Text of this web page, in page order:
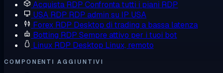
Acquista RDP Confronta tutti i piani RDP
USA RDP RDP admin su IP USA
Forex RDP Desktop di trading a bassa latenza
Botting RDP Sempre attivo per i tuoi bot
Linux RDP Desktop Linux, remoto
COMPONENTI AGGIUNTIVI